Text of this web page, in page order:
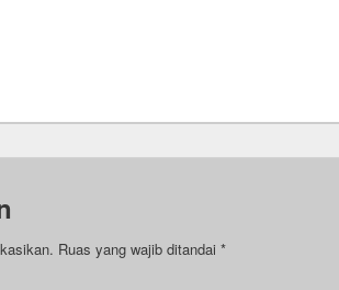
Ruas yang wajib ditandai *